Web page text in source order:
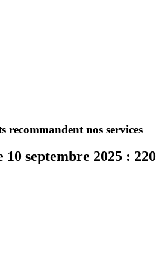
recommandent nos services
10 septembre 2025 : 220